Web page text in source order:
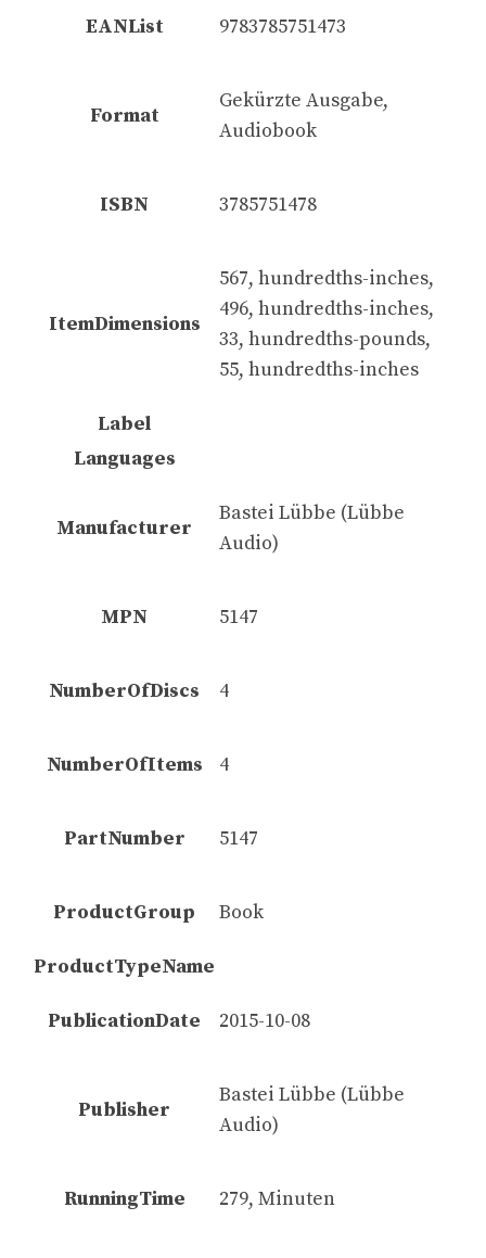
EANList 9783785751473
Format
Gekürzte Ausgabe,
Audiobook
ISBN 3785751478
ItemDimensions
567, hundredths-inches,
496, hundredths-inches,
33, hundredths-pounds,
55, hundredths-inches
Label
Languages
Manufacturer
Bastei Lübbe (Lübbe
Audio)
MPN 5147
NumberOfDiscs 4
NumberOfItems 4
PartNumber 5147
ProductGroup Book
ProductTypeName
PublicationDate 2015-10-08
Publisher
Bastei Lübbe (Lübbe
Audio)
RunningTime 279, Minuten